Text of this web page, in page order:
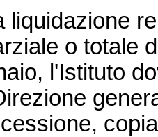
o totale
l'Istituto